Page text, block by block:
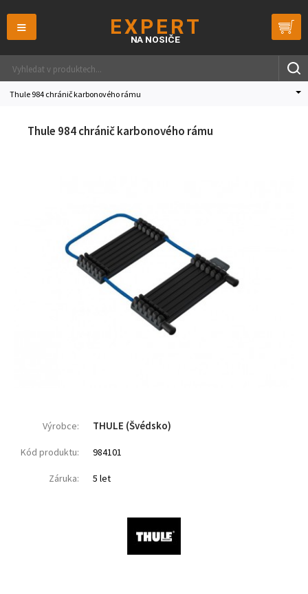
≡
Thule 984 chránič karbonového rámu
Thule 984 chránič karbonového rámu
Výrobce: THULE (Švédsko)
Kód produktu: 984101
Záruka: 5 let